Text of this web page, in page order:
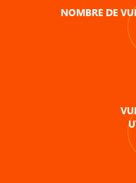
NOMBRE DE